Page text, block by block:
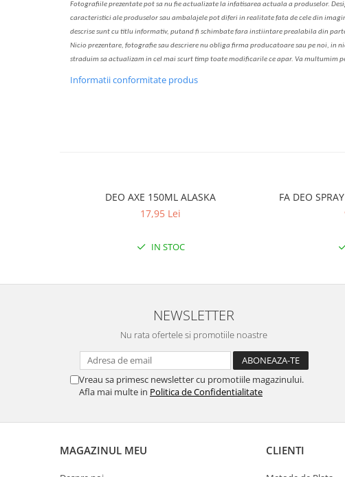
Fotografiile prezentate pot sa nu fie actualizate la infatisarea actuala a produselor.
caracteristici ale produselor sau ambalajele pot diferi in realitate fata de cele din
descrise sunt cu titlu informativ, putand fi schimbate fara instiintare prealabila din
Nicio prezentare, fotografie sau descriere nu obliga firma producatoare sau pe noi, in
straduim sa actualizam in cel mai scurt timp toate modificarile ce apar. Va multumim
Informatii conformitate produs
DEO AXE 150ML ALASKA
17,95 Lei
IN STOC
FA DEO
NEWSLETTER
Nu rata ofertele si promotiile noastre
Vreau sa primesc newsletter cu promotiile magazinului.
Afla mai multe in Politica de Confidentialitate
MAGAZINUL MEU CLIENTI